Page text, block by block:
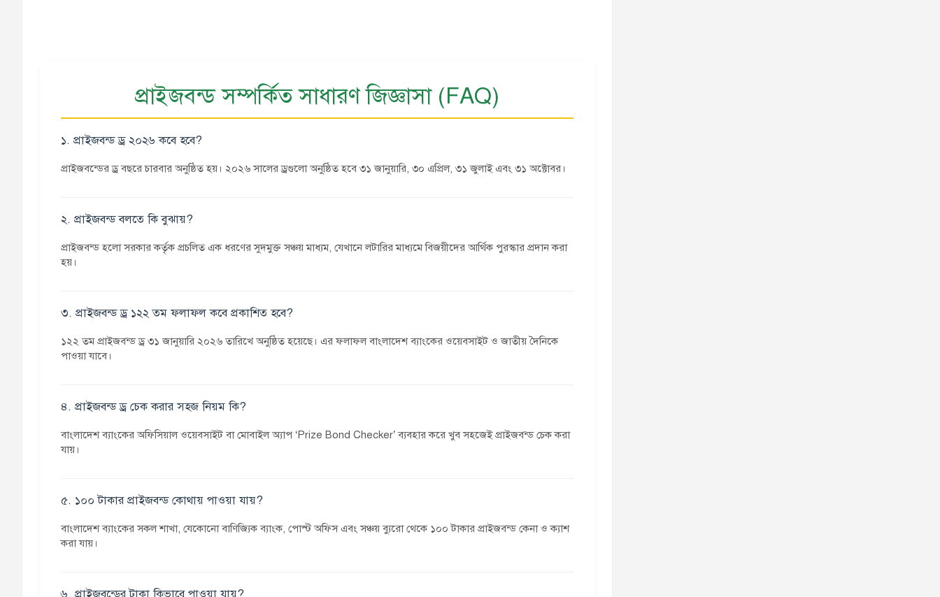
প্রাইজবন্ড সম্পর্কিত সাধারণ জিজ্ঞাসা (FAQ)
১. প্রাইজবন্ড ড্র ২০২৬ কবে হবে?
প্রাইজবন্ডের ড্র বছরে চারবার অনুষ্ঠিত হয়। ২০২৬ সালের ড্রগুলো অনুষ্ঠিত হবে ৩১ জানুয়ারি, ৩০ এপ্রিল, ৩১ জুলাই এবং ৩১ অক্টোবর।
২. প্রাইজবন্ড বলতে কি বুঝায়?
প্রাইজবন্ড হলো সরকার কর্তৃক প্রচলিত এক ধরণের সুদমুক্ত সঞ্চয় মাধ্যম, যেখানে লটারির মাধ্যমে বিজয়ীদের আর্থিক পুরস্কার প্রদান করা
হয়।
৩. প্রাইজবন্ড ড্র ১২২ তম ফলাফল কবে প্রকাশিত হবে?
১২২ তম প্রাইজবন্ড ড্র ৩১ জানুয়ারি ২০২৬ তারিখে অনুষ্ঠিত হয়েছে। এর ফলাফল বাংলাদেশ ব্যাংকের ওয়েবসাইট ও জাতীয় দৈনিকে
পাওয়া যাবে।
৪. প্রাইজবন্ড ড্র চেক করার সহজ নিয়ম কি?
বাংলাদেশ ব্যাংকের অফিসিয়াল ওয়েবসাইট বা মোবাইল অ্যাপ ‘Prize Bond Checker’ ব্যবহার করে খুব সহজেই প্রাইজবন্ড চেক করা
যায়।
৫. ১০০ টাকার প্রাইজবন্ড কোথায় পাওয়া যায়?
বাংলাদেশ ব্যাংকের সকল শাখা, যেকোনো বাণিজ্যিক ব্যাংক, পোস্ট অফিস এবং সঞ্চয় ব্যুরো থেকে ১০০ টাকার প্রাইজবন্ড কেনা ও ক্যাশ
করা যায়।
৬. প্রাইজবন্ডের টাকা কিভাবে পাওয়া যায়?